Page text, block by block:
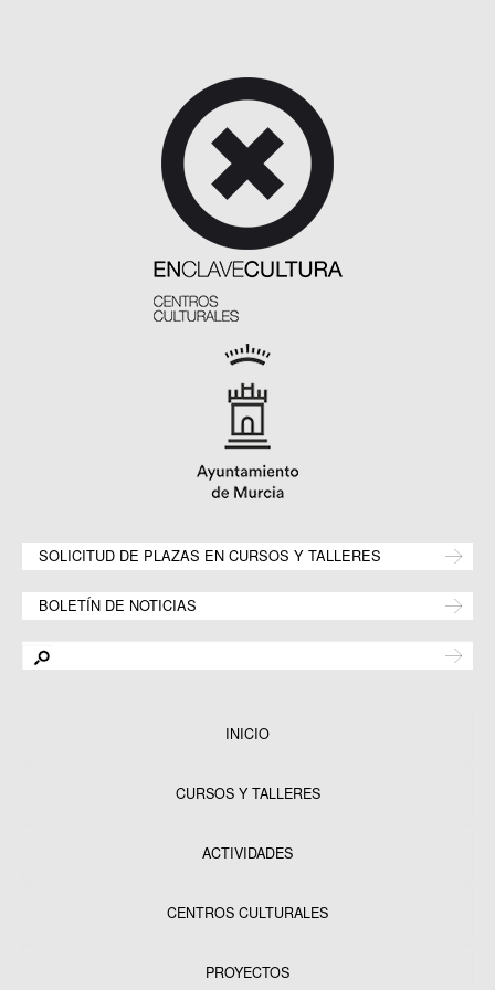
SOLICITUD DE PLAZAS EN CURSOS Y TALLERES
BOLETÍN DE NOTICIAS
INICIO
CURSOS Y TALLERES
ACTIVIDADES
CENTROS CULTURALES
PROYECTOS